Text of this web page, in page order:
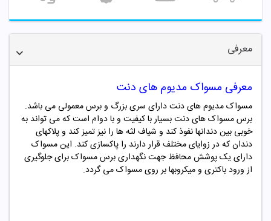
معرفی
معرفی مسواک مدیوم های دنت
مسواک مدیوم های دنت دارای سری بزرگ و برس معمولی می باشد.
برس مسواک های دنت بسیار با کیفیت و با دوام است که می تواند به
خوبی بین دندانها نفوذ کند و شیاف لثه ها را نیز تمیز کند و پلاکهای
دندان که در زوایای مختلف قرار دارند را پاکسازی کند. این مسواک
دارای یک پوشش محافظ جهت نگهداری برس مسواک برای جلوگیری
از ورود باکتری و میکروبها بر روی مسواک می گردد.